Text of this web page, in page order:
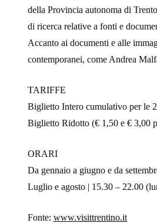
della Provincia autonoma di
di ricerca relative a fonti e
Accanto ai documenti e alle
contemporanei, come Andrea
TARIFFE
Biglietto Intero cumulativo per le
Biglietto Ridotto (€ 1,50 e € 3,00
ORARI
Da gennaio a giugno e da
Luglio e agosto | 15.30 – 22.00
Fonte: www.visittrentino.it